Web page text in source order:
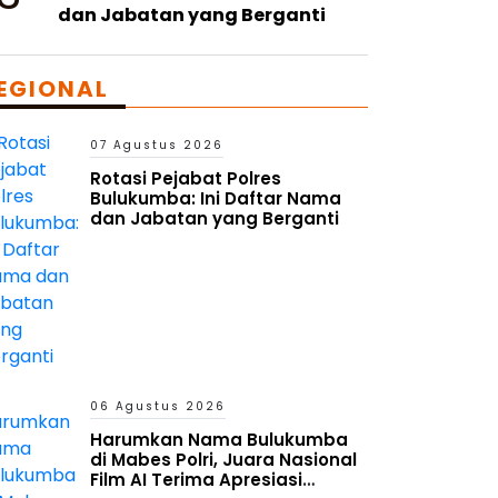
dan Jabatan yang Berganti
07 Agustus 2026
Rotasi Pejabat Polres
Bulukumba: Ini Daftar Nama
dan Jabatan yang Berganti
06 Agustus 2026
Harumkan Nama Bulukumba
di Mabes Polri, Juara Nasional
Film AI Terima Apresiasi